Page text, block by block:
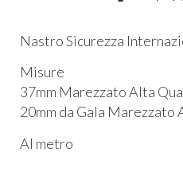
Nastro Sicurezza
Misure
37mm Marezzato Alta
20mm da Gala Marezzato
Al metro